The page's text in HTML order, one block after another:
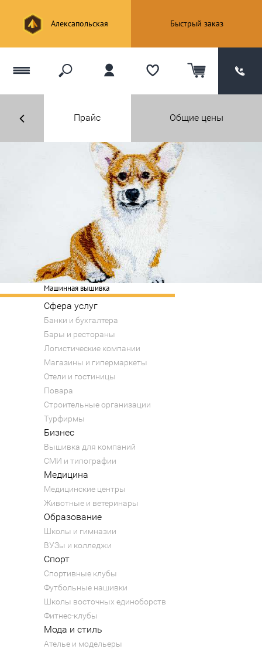
Алексапольская Быстрый заказ
Прайс Общие цены
Машинная вышивка
Сфера услуг
Банки и бухгалтера
Бары и рестораны
Логистические компании
Магазины и гипермаркеты
Отели и гостиницы
Повара
Строительные организации
Турфирмы
Бизнес
Вышивка для компаний
СМИ и типографии
Медицина
Медицинские центры
Животные и ветеринары
Образование
Школы и гимназии
ВУЗы и колледжи
Спорт
Спортивные клубы
Футбольные нашивки
Школы восточных единоборств
Фитнес-клубы
Мода и стиль
Ателье и модельеры